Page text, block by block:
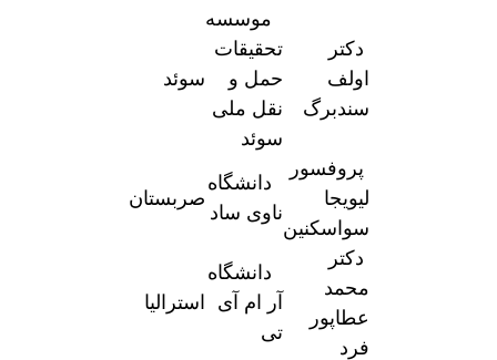
دکتر
اولف
سندبرگ
موسسه
تحقیقات
حمل و
نقل ملی
سوئد
سوئد
پروفسور
لیویجا
سواسکنین
دانشگاه
ناوی ساد
صربستان
دکتر
محمد
عطاپور
فرد
دانشگاه
آر ام آی
تی
استرالیا